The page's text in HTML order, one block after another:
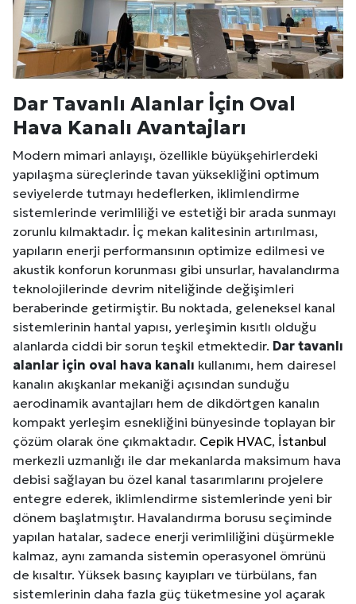
Dar Tavanlı Alanlar İçin Oval
Hava Kanalı Avantajları
Modern mimari anlayışı, özellikle büyükşehirlerdeki
yapılaşma süreçlerinde tavan yüksekliğini optimum
seviyelerde tutmayı hedeflerken, iklimlendirme
sistemlerinde verimliliği ve estetiği bir arada sunmayı
zorunlu kılmaktadır. İç mekan kalitesinin artırılması,
yapıların enerji performansının optimize edilmesi ve
akustik konforun korunması gibi unsurlar, havalandırma
teknolojilerinde devrim niteliğinde değişimleri
beraberinde getirmiştir. Bu noktada, geleneksel kanal
sistemlerinin hantal yapısı, yerleşimin kısıtlı olduğu
alanlarda ciddi bir sorun teşkil etmektedir. Dar tavanlı
alanlar için oval hava kanalı kullanımı, hem dairesel
kanalın akışkanlar mekaniği açısından sunduğu
aerodinamik avantajları hem de dikdörtgen kanalın
kompakt yerleşim esnekliğini bünyesinde toplayan bir
çözüm olarak öne çıkmaktadır. Cepik HVAC, İstanbul
merkezli uzmanlığı ile dar mekanlarda maksimum hava
debisi sağlayan bu özel kanal tasarımlarını projelere
entegre ederek, iklimlendirme sistemlerinde yeni bir
dönem başlatmıştır. Havalandırma borusu seçiminde
yapılan hatalar, sadece enerji verimliliğini düşürmekle
kalmaz, aynı zamanda sistemin operasyonel ömrünü
de kısaltır. Yüksek basınç kayıpları ve türbülans, fan
sistemlerinin daha fazla güç tüketmesine yol açarak